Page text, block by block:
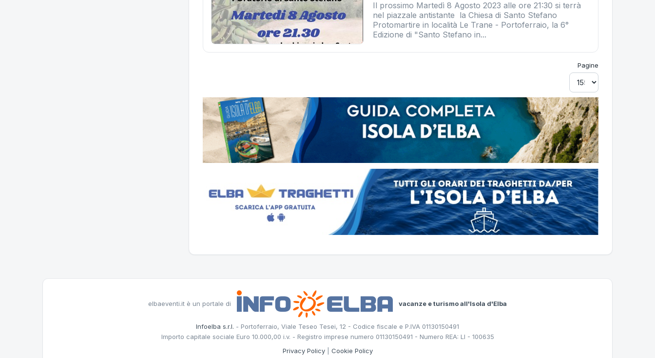
Il prossimo Martedì 8 Agosto 2023 alle ore 21:30 si terrà
nel piazzale antistante la Chiesa di Santo Stefano
Protomartire in località Le Trane - Portoferraio, la 6°
Edizione di "Santo Stefano in...
Pagine
elbaeventi.it è un portale di vacanze e turismo all'Isola d'Elba
Infoelba s.r.l. - Portoferraio, Viale Teseo Tesei, 12 - Codice fiscale e P.IVA 01130150491
Importo capitale sociale Euro 10.000,00 i.v. - Registro imprese numero 01130150491 - Numero REA: LI - 100635
Privacy Policy| Cookie Policy